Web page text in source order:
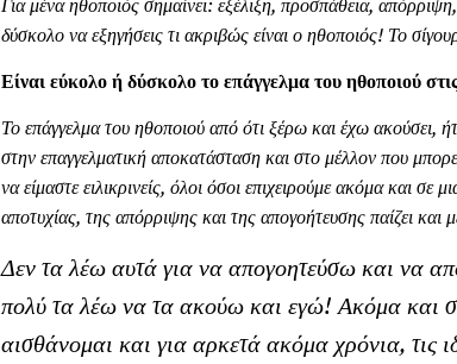
δύσκολο να εξηγήσεις τι ακριβώς είναι ο ηθοποιός! Το
Είναι εύκολο ή δύσκολο το επάγγελμα του ηθοποιού
Το επάγγελμα του ηθοποιού από ότι ξέρω και έχω ακούσει,
στην επαγγελματική αποκατάσταση και στο μέλλον που
να είμαστε ειλικρινείς, όλοι όσοι επιχειρούμε ακόμα και
αποτυχίας, της απόρριψης και της απογοήτευσης παίζει και
Δεν τα λέω αυτά για να απογοητεύσω και να
πολύ τα λέω να τα ακούω και εγώ! Ακόμα και
αισθάνομαι και για αρκετά ακόμα χρόνια, τις